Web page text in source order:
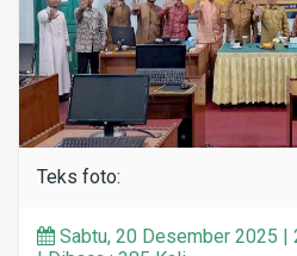
Teks foto:
Sabtu, 20 Desember 2025 |